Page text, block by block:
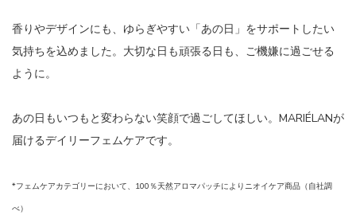
香りやデザインにも、ゆらぎやすい「あの日」をサポートしたい
気持ちを込めました。大切な日も頑張る日も、ご機嫌に過ごせる
ように。
あの日もいつもと変わらない笑顔で過ごしてほしい。MARIÉLANが
届けるデイリーフェムケアです。
*フェムケアカテゴリーにおいて、100％天然アロマパッチによりニオイケア商品（自社調
べ）